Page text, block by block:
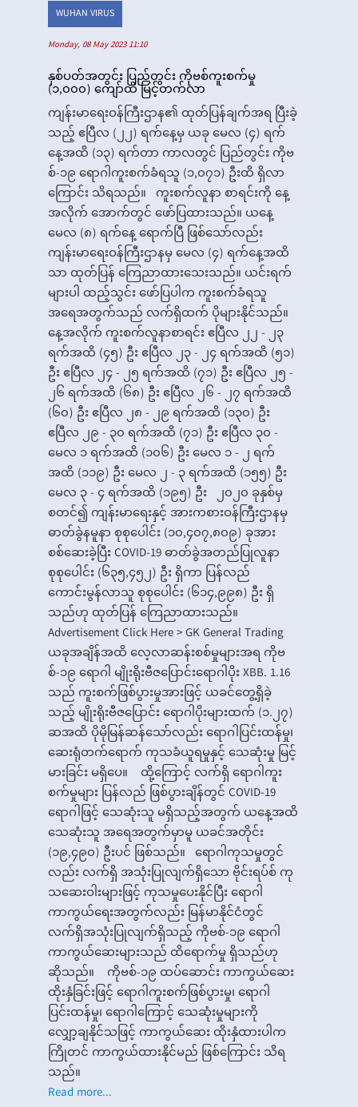
WUHAN VIRUS
Monday, 08 May 2023 11:10
နှစ်ပတ်အတွင်း ပြည်တွင်း ကိုဗစ်ကူးစက်မှု
(၁,၀၀၀) ကျော်ထိ မြင့်တက်လာ
ကျန်းမာရေးဝန်ကြီးဌာန၏ ထုတ်ပြန်ချက်အရ ပြီးခဲ့
သည့် ဧပြီလ (၂၂) ရက်နေ့မှ ယခု မေလ (၄) ရက်
နေ့အထိ (၁၃) ရက်တာ ကာလတွင် ပြည်တွင်း ကိုဗ
စ်-၁၉ ရောဂါကူးစက်ခံရသူ (၁,၀၇၁) ဦးထိ ရှိလာ
ကြောင်း သိရသည်။ ကူးစက်လူနာ စာရင်းကို နေ့
အလိုက် အောက်တွင် ဖော်ပြထားသည်။ ယနေ့
မေလ (၈) ရက်နေ့ ရောက်ပြီ ဖြစ်သော်လည်း
ကျန်းမာရေးဝန်ကြီးဌာနမှ မေလ (၄) ရက်နေ့အထိ
သာ ထုတ်ပြန် ကြေညာထားသေးသည်။ ယင်းရက်
များပါ ထည့်သွင်း ဖော်ပြပါက ကူးစက်ခံရသူ
အရေအတွက်သည် လက်ရှိထက် ပိုများနိုင်သည်။
နေ့အလိုက် ကူးစက်လူနာစာရင်း ဧပြီလ ၂၂ - ၂၃
ရက်အထိ (၄၅) ဦး ဧပြီလ ၂၃ - ၂၄ ရက်အထိ (၅၁)
ဦး ဧပြီလ ၂၄ - ၂၅ ရက်အထိ (၇၁) ဦး ဧပြီလ ၂၅ -
၂၆ ရက်အထိ (၆၈) ဦး ဧပြီလ ၂၆ - ၂၇ ရက်အထိ
(၆၀) ဦး ဧပြီလ ၂၈ - ၂၉ ရက်အထိ (၁၃၀) ဦး
ဧပြီလ ၂၉ - ၃၀ ရက်အထိ (၇၁) ဦး ဧပြီလ ၃၀ -
မေလ ၁ ရက်အထိ (၁၀၆) ဦး မေလ ၁ - ၂ ရက်
အထိ (၁၁၉) ဦး မေလ ၂ - ၃ ရက်အထိ (၁၅၅) ဦး
မေလ ၃ - ၄ ရက်အထိ (၁၉၅) ဦး ၂၀၂၀ ခုနှစ်မှ
စတင်၍ ကျန်းမာရေးနှင့် အားကစားဝန်ကြီးဌာနမှ
ဓာတ်ခွဲနမူနာ စုစုပေါင်း (၁၀,၄၀၇,၈၀၉) ခုအား
စစ်ဆေးခဲ့ပြီး COVID-19 ဓာတ်ခွဲအတည်ပြုလူနာ
စုစုပေါင်း (၆၃၅,၄၅၂) ဦး ရှိကာ ပြန်လည်
ကောင်းမွန်လာသူ စုစုပေါင်း (၆၁၄,၉၉၈) ဦး ရှိ
သည်ဟု ထုတ်ပြန် ကြေညာထားသည်။
Advertisement Click Here > GK General Trading
ယခုအချိန်အထိ လေ့လာဆန်းစစ်မှုများအရ ကိုဗ
စ်-၁၉ ရောဂါ မျိုးရိုးဗီဇပြောင်းရောဂါပိုး XBB. 1.16
သည် ကူးစက်ဖြစ်ပွားမှုအားဖြင့် ယခင်တွေ့ရှိခဲ့
သည့် မျိုးရိုးဗီဇပြောင်း ရောဂါပိုးများထက် (၁.၂၇)
ဆအထိ ပိုမိုမြန်ဆန်သော်လည်း ရောဂါပြင်းထန်မှု၊
ဆေးရုံတက်ရောက် ကုသခံယူရမှုနှင့် သေဆုံးမှု မြင့်
မားခြင်း မရှိပေ။ ထို့ကြောင့် လက်ရှိ ရောဂါကူး
စက်မှုများ ပြန်လည် ဖြစ်ပွားချိန်တွင် COVID-19
ရောဂါဖြင့် သေဆုံးသူ မရှိသည့်အတွက် ယနေ့အထိ
သေဆုံးသူ အရေအတွက်မှာမူ ယခင်အတိုင်း
(၁၉,၄၉၀) ဦးပင် ဖြစ်သည်။ ရောဂါကုသမှုတွင်
လည်း လက်ရှိ အသုံးပြုလျက်ရှိသော ဗိုင်းရပ်စ် ကု
သဆေးဝါးများဖြင့် ကုသမှုပေးနိုင်ပြီး ရောဂါ
ကာကွယ်ရေးအတွက်လည်း မြန်မာနိုင်ငံတွင်
လက်ရှိအသုံးပြုလျက်ရှိသည့် ကိုဗစ်-၁၉ ရောဂါ
ကာကွယ်ဆေးများသည် ထိရောက်မှု ရှိသည်ဟု
ဆိုသည်။ ကိုဗစ်-၁၉ ထပ်ဆောင်း ကာကွယ်ဆေး
ထိုးနှံခြင်းဖြင့် ရောဂါကူးစက်ဖြစ်ပွားမှု၊ ရောဂါ
ပြင်းထန်မှု၊ ရောဂါကြောင့် သေဆုံးမှုများကို
လျှော့ချနိုင်သဖြင့် ကာကွယ်ဆေး ထိုးနှံထားပါက
ကြိုတင် ကာကွယ်ထားနိုင်မည် ဖြစ်ကြောင်း သိရ
သည်။
Read more...